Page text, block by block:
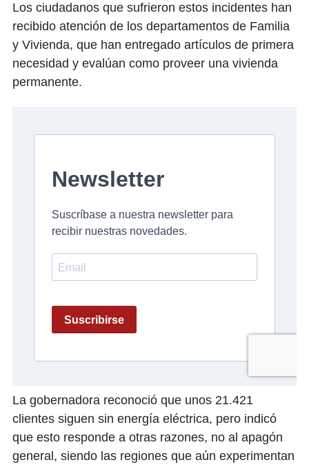
Los ciudadanos que sufrieron estos incidentes han
recibido atención de los departamentos de Familia
y Vivienda, que han entregado artículos de primera
necesidad y evalúan como proveer una vivienda
permanente.
La gobernadora reconoció que unos 21.421
clientes siguen sin energía eléctrica, pero indicó
que esto responde a otras razones, no al apagón
general, siendo las regiones que aún experimentan